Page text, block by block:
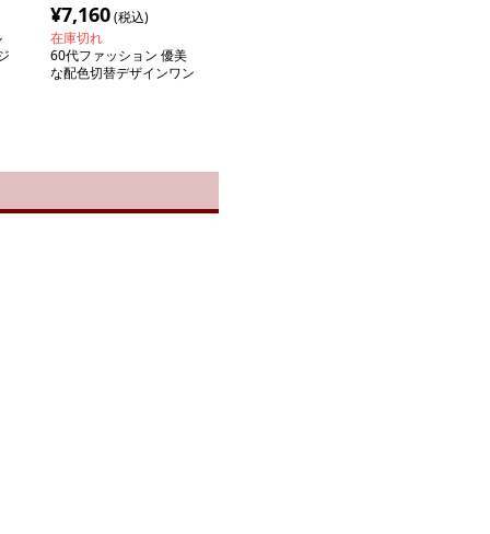
¥7,160(税込)
在庫切れ
60代ファッション 優美
な配色切替デザインワン